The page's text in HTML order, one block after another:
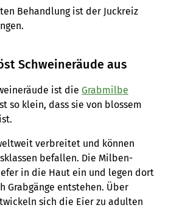
Behandlung ist der Juckreiz
Schweineräude aus
ist die Grabmilbe
so klein, dass sie von blossem
verbreitet und können
befallen. Die Milben-
in die Haut ein und legen dort
Grabgänge entstehen. Über
sich die Eier zu adulten